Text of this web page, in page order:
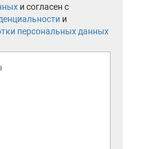
и согласен с
и
персональных данных